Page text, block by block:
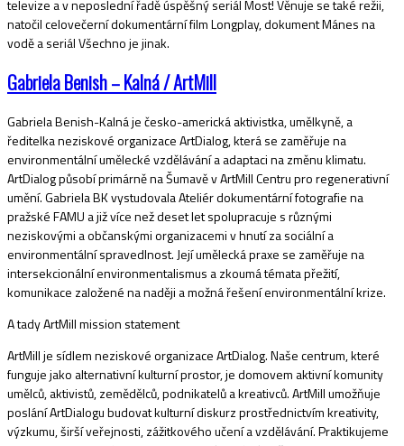
televize a v neposlední řadě úspěšný seriál Most! Věnuje se také režii,
natočil celovečerní dokumentární film Longplay, dokument Mánes na
vodě a seriál Všechno je jinak.
Gabriela Benish – Kalná / ArtMill
Gabriela Benish-Kalná je česko-americká aktivistka, umělkyně, a
ředitelka neziskové organizace ArtDialog, která se zaměřuje na
environmentální umělecké vzdělávání a adaptaci na změnu klimatu.
ArtDialog působí primárně na Šumavě v ArtMill Centru pro regenerativní
umění. Gabriela BK vystudovala Ateliér dokumentární fotografie na
pražské FAMU a již více než deset let spolupracuje s různými
neziskovými a občanskými organizacemi v hnutí za sociální a
environmentální spravedlnost. Její umělecká praxe se zaměřuje na
intersekcionální environmentalismus a zkoumá témata přežití,
komunikace založené na naději a možná řešení environmentální krize.
A tady ArtMill mission statement
ArtMill je sídlem neziskové organizace ArtDialog. Naše centrum, které
funguje jako alternativní kulturní prostor, je domovem aktivní komunity
umělců, aktivistů, zemědělců, podnikatelů a kreativců. ArtMill umožňuje
poslání ArtDialogu budovat kulturní diskurz prostřednictvím kreativity,
výzkumu, širší veřejnosti, zážitkového učení a vzdělávání. Praktikujeme